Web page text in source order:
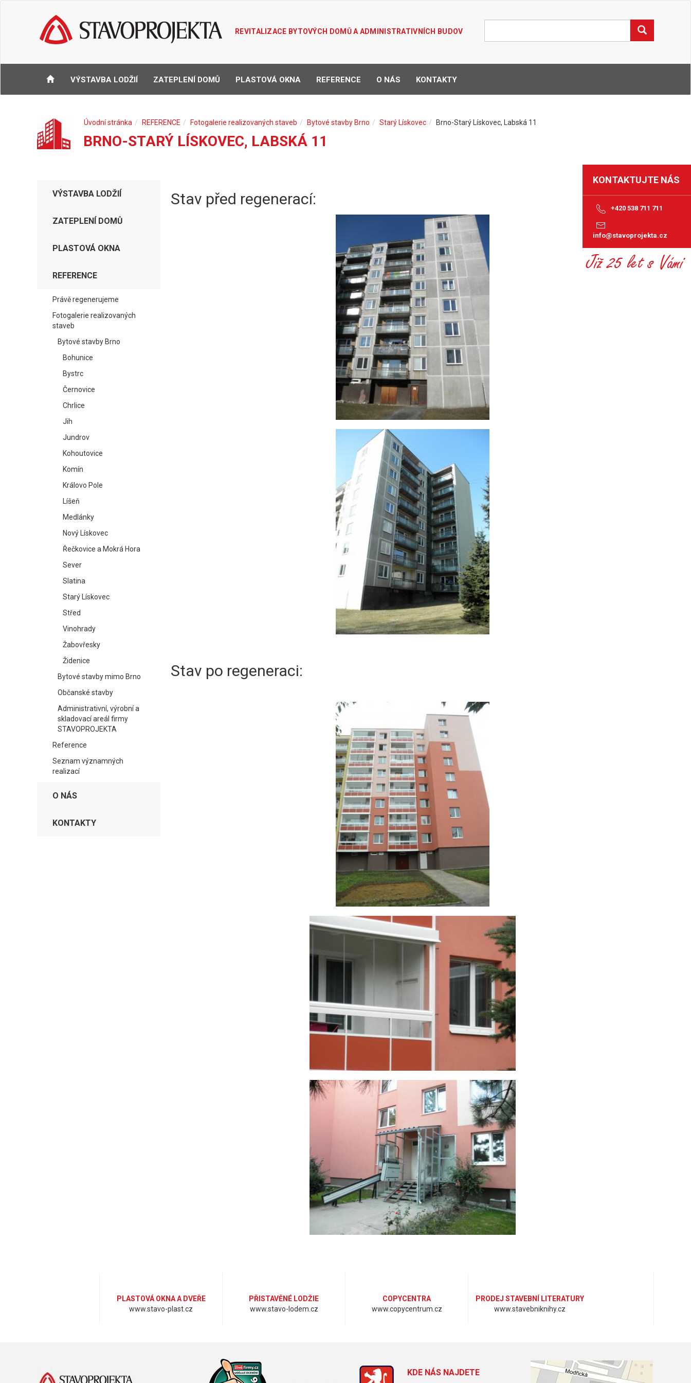
REVITALIZACE BYTOVÝCH DOMŮ A ADMINISTRATIVNÍCH BUDOV
VÝSTAVBA LODŽIÍ ZATEPLENÍ DOMŮ PLASTOVÁ OKNA REFERENCE O NÁS KONTAKTY
Úvodní stránka REFERENCE Fotogalerie realizovaných staveb Bytové stavby Brno Starý Lískovec Brno-Starý Lískovec, Labská 11
BRNO-STARÝ LÍSKOVEC, LABSKÁ 11
VÝSTAVBA LODŽIÍ
ZATEPLENÍ DOMŮ
PLASTOVÁ OKNA
REFERENCE
Právě regenerujeme
Fotogalerie realizovaných
staveb
Bytové stavby Brno
Bohunice
Bystrc
Černovice
Chrlice
Jih
Jundrov
Kohoutovice
Komín
Královo Pole
Líšeň
Medlánky
Nový Lískovec
Řečkovice a Mokrá Hora
Sever
Slatina
Starý Lískovec
Střed
Vinohrady
Žabovřesky
Židenice
Bytové stavby mimo Brno
Občanské stavby
Administrativní, výrobní a
skladovací areál firmy
STAVOPROJEKTA
Reference
Seznam významných
realizací
O NÁS
KONTAKTY
Stav před regenerací:
Stav po regeneraci:
KONTAKTUJTE NÁS
+420 538 711 711
info@stavoprojekta.cz
PLASTOVÁ OKNA A DVEŘE
www.stavo-plast.cz
PŘISTAVĚNÉ LODŽIE
www.stavo-lodem.cz
COPYCENTRA
www.copycentrum.cz
PRODEJ STAVEBNÍ LITERATURY
www.stavebniknihy.cz
KDE NÁS NAJDETE